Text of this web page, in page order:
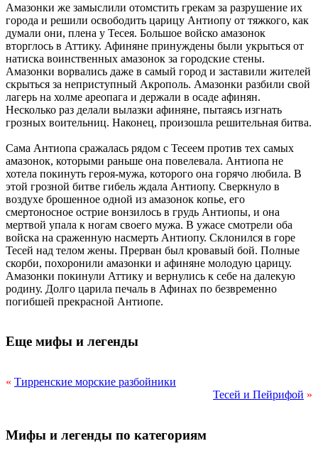
Амазонки же замыслили отомстить грекам за разрушение их
города и решили освободить царицу Антиопу от тяжкого, как
думали они, плена у Тесея. Большое войско амазонок
вторглось в Аттику. Афиняне принуждены были укрыться от
натиска воинственных амазонок за городские стены.
Амазонки ворвались даже в самый город и заставили жителей
скрыться за неприступный Акрополь. Амазонки разбили свой
лагерь на холме ареопага и держали в осаде афинян.
Несколько раз делали вылазки афиняне, пытаясь изгнать
грозных воительниц. Наконец, произошла решительная битва.
Сама Антиопа сражалась рядом с Тесеем против тех самых
амазонок, которыми раньше она повелевала. Антиопа не
хотела покинуть героя-мужа, которого она горячо любила. В
этой грозной битве гибель ждала Антиопу. Сверкнуло в
воздухе брошенное одной из амазонок копье, его
смертоносное острие вонзилось в грудь Антиопы, и она
мертвой упала к ногам своего мужа. В ужасе смотрели оба
войска на сраженную насмерть Антиопу. Склонился в горе
Тесей над телом жены. Прерван был кровавый бой. Полные
скорби, похоронили амазонки и афиняне молодую царицу.
Амазонки покинули Аттику и вернулись к себе на далекую
родину. Долго царила печаль в Афинах по безвременно
погибшей прекрасной Антиопе.
Еще мифы и легенды
« Тирренские морские разбойники
Тесей и Пейрифой »
Мифы и легенды по категориям